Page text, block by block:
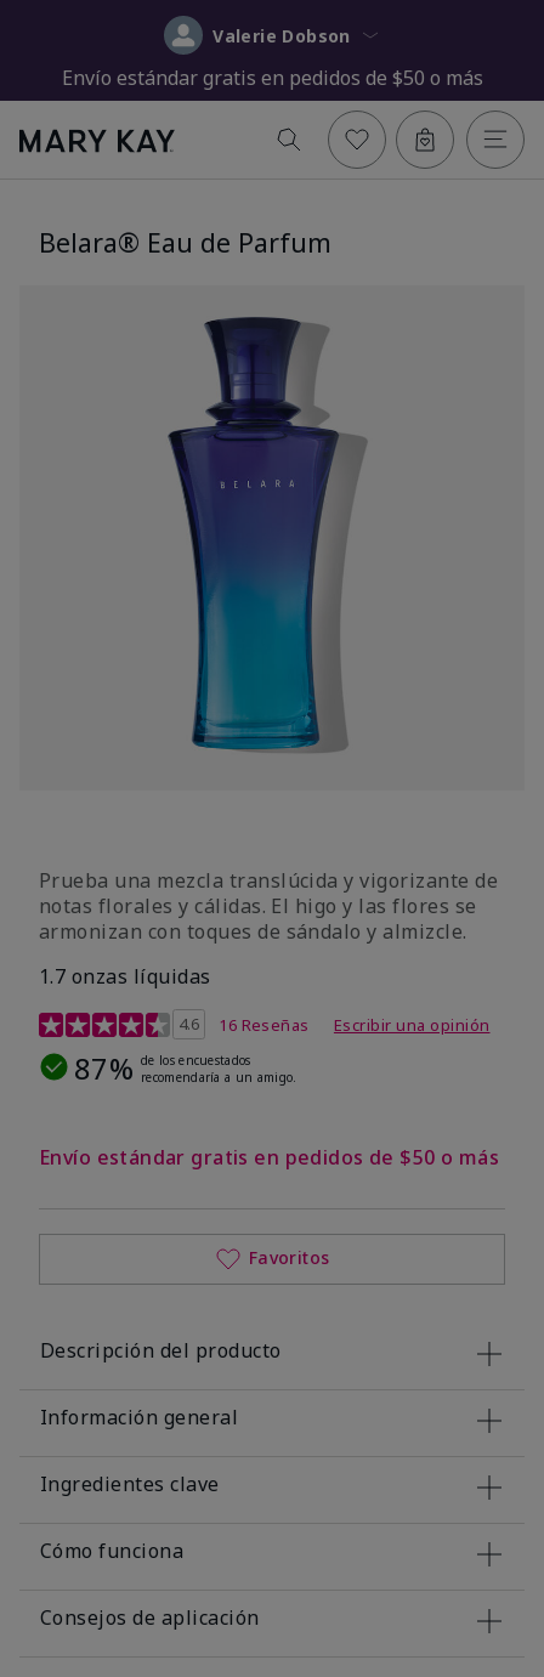
Valerie Dobson
Envío estándar gratis en pedidos de $50 o más
Belara® Eau de Parfum
Prueba una mezcla translúcida y vigorizante de
notas florales y cálidas. El higo y las flores se
armonizan con toques de sándalo y almizcle.
1.7 onzas líquidas
Calificación de clientes de 4,5 de 5
4.6 16 Reseñas Escribir una opinión
87% de los encuestados
recomendaría a un amigo.
Envío estándar gratis en pedidos de $50 o más
Favoritos
Descripción del producto
Información general
Ingredientes clave
Cómo funciona
Consejos de aplicación